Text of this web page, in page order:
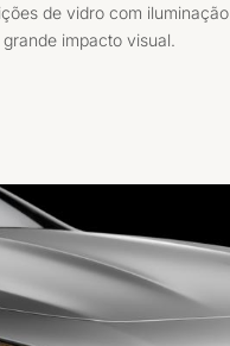
de vidro com iluminação
impacto visual.